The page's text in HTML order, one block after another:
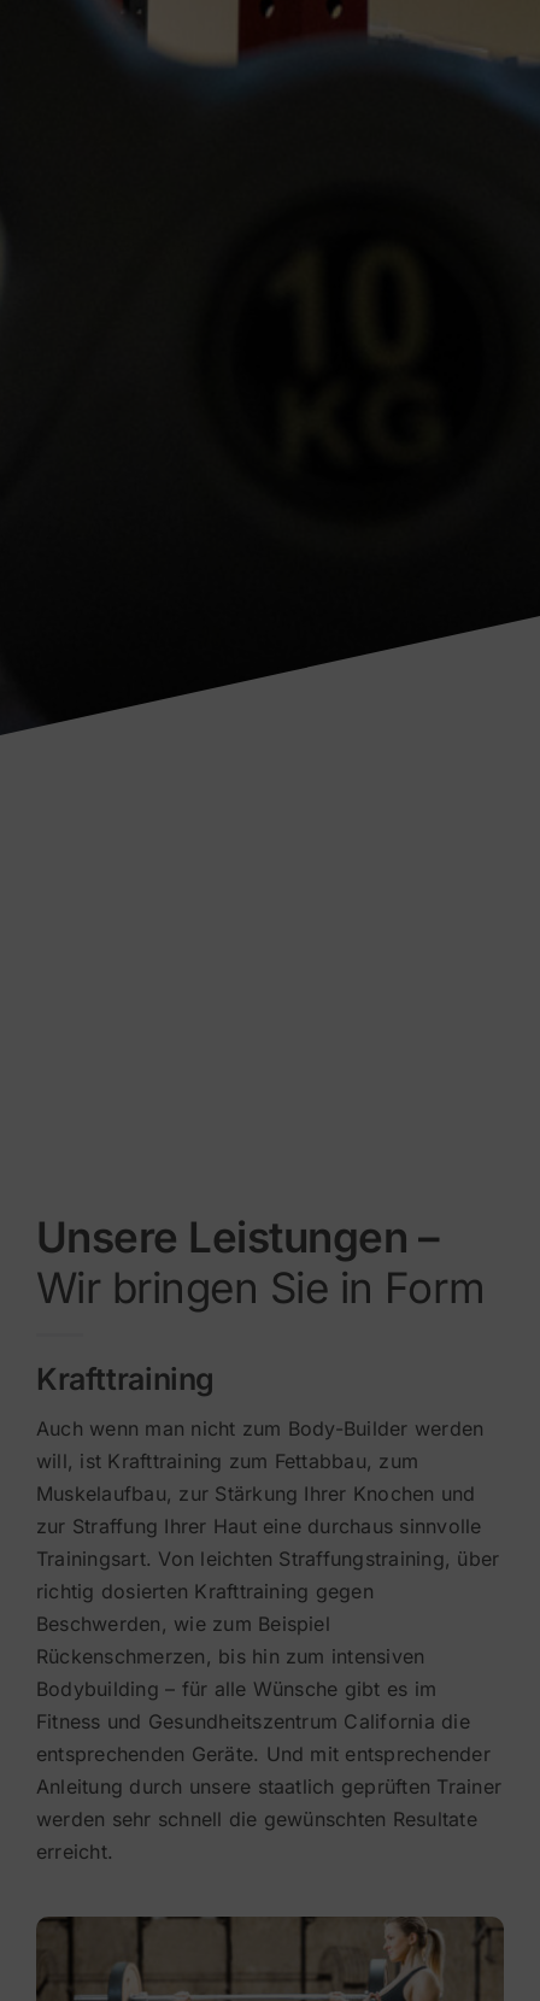
Unsere Leistungen –
Wir bringen Sie in Form
Krafttraining
Auch wenn man nicht zum Body-Builder werden
will, ist Krafttraining zum Fettabbau, zum
Muskelaufbau, zur Stärkung Ihrer Knochen und
zur Straffung Ihrer Haut eine durchaus sinnvolle
Trainingsart. Von leichten Straffungstraining, über
richtig dosierten Krafttraining gegen
Beschwerden, wie zum Beispiel
Rückenschmerzen, bis hin zum intensiven
Bodybuilding – für alle Wünsche gibt es im
Fitness und Gesundheitszentrum California die
entsprechenden Geräte. Und mit entsprechender
Anleitung durch unsere staatlich geprüften Trainer
werden sehr schnell die gewünschten Resultate
erreicht.